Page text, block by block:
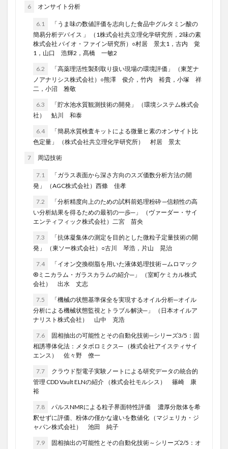
6 オンサイト分析
6.1
「うま味の数値評価を志向した食品中グルタミン酸の
簡易分析デバイス 」 （1株式会社共立理化学研究所，2味の素
株式会社 バイオ・ファイン研究所）○村居 景太1，古内 覚
1，山口 浩輝2，髙橋 一敏2
6.2
「高薬理活性製剤取り扱い現場の環境評価」 （東芝ナ
ノアナリシス株式会社）○熊澤 俊介，竹内 裕貴，小塚 祥
二，小沼 雅敬
6.3
「貯水池水質観測技術の開発」 （環境システム株式会
社） 鮎川 和泰
6.4
「簡易水質検査キットによる微量ヒ素のオンサイト比
色定量」 （株式会社共立理化学研究所） 村居 景太
7 周辺技術
7.1
「ガラス表面から深さ方向のスズ価数分析方法の開
発」 （AGC株式会社）西條 佳孝
7.2
「分析精度向上のための試料前処理粉砕 ─信頼性の高
い分析結果を得るための最初の一歩─」 （ヴァーダー・サイ
エンティフィック株式会社）二宮 苗央
7.3
「抗体凝集体の測定を目的とした微粒子定量技術の開
発」 （東ソー株式会社）○古川 琴浩，片山 晃治
7.4
「イオン交換樹脂を用いた液体処理技術 ─ムロマック
®ミニカラム・ガラスカラムの紹介─」 （室町ケミカル株式
会社） 出水 丈志
7.5
「機械の状態基準保全を実現するオイル分析─オイル
分析による機械状態監視とトラブル解決─」 （日本オイルア
ナリスト株式会社） 山中 克浩
7.6
固相抽出の可能性とその自動化技術─シリーズ3/5：固
相誘導体化法：メタボロミクス─ （株式会社アイスティサイ
エンス） 佐々野 僚一
7.7
クラウド型電子実験ノートによる研究データの統合的
管理 CDD Vault ELNの紹介 （株式会社モルシス） 篠崎 康
裕
7.8
パルスNMRによる粒子界面特性評価 濃厚分散体を希
釈せずに評価、粉体の僅かな違いを数値化 （マジェリカ・ジ
ャパン株式会社） 池田 純子
7.9
固相抽出の可能性とその自動化技術～シリーズ2/5：オ